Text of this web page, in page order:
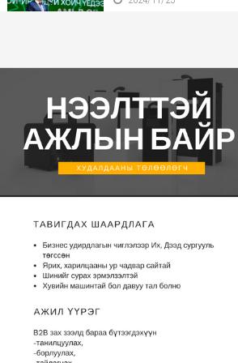
тунхагласны баярыг ...
2024/11/25
Монгол Улсын Ерөнхийлөгч
У.Хүрэлсүх БНӨС...
2024/11/22
Монгол Улсын Ерөнхийлөгч
2025 оны Төсвий...
2024/11/20
2024/11/13